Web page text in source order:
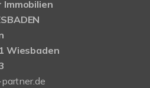
Immobilien
Wiesbaden